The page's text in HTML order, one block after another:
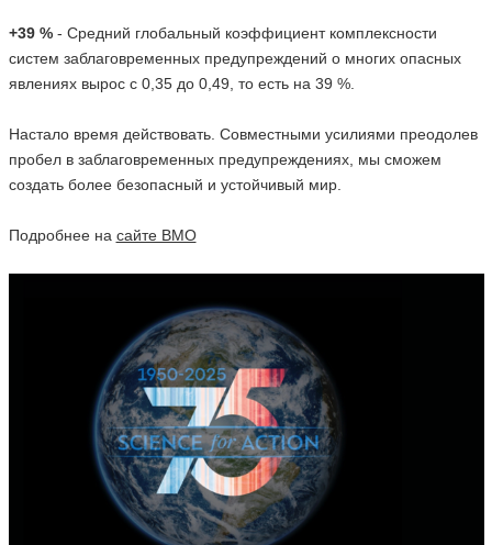
+39 %- Средний глобальный коэффициент комплексности
систем заблаговременных предупреждений о многих опасных
явлениях вырос с 0,35 до 0,49, то есть на 39 %.
Настало время действовать. Совместными усилиями преодолев
пробел в заблаговременных предупреждениях, мы сможем
создать более безопасный и устойчивый мир.
Подробнее на сайте ВМО